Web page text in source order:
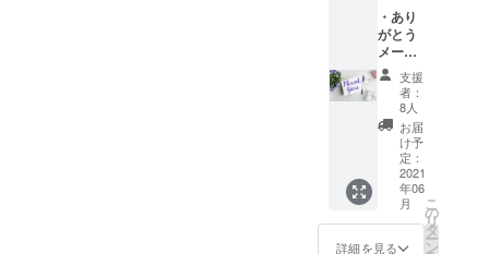
化・働き方
改革のため
のIT活用を推
進するべ
く、講師業
なども行
う。また、
「平成生ま
れの働き
方」という
テーマで各
・あり
がとう
メール
（ただ
ただ応
援！
枠） ※
ありが
とう
メール
をお届
けいた
しま
す。
支援
者：
8人
お届
け予
定：
2021
年06
月
詳細を見る
こ
の
リ
タ
ー
ン